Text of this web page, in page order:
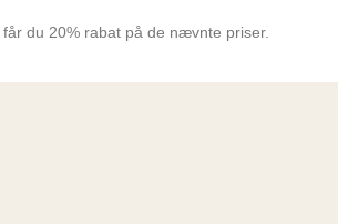
du 20% rabat på de nævnte priser.